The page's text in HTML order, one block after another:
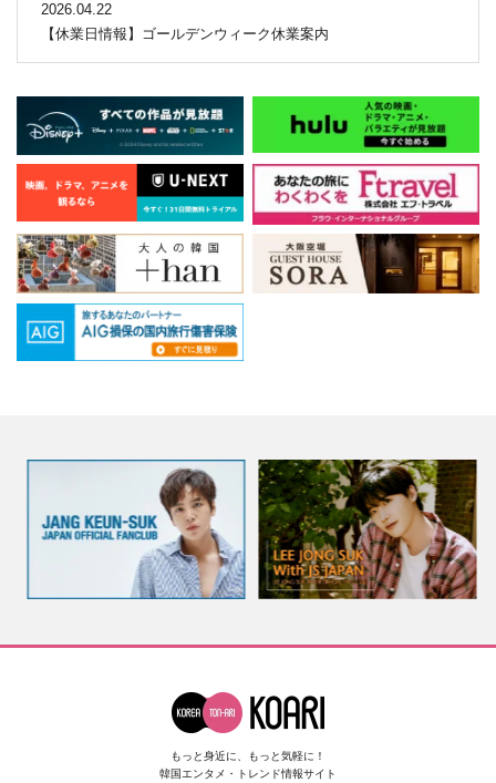
2026.04.22
【休業日情報】ゴールデンウィーク休業案内
もっと身近に、もっと気軽に！
韓国エンタメ・トレンド情報サイト